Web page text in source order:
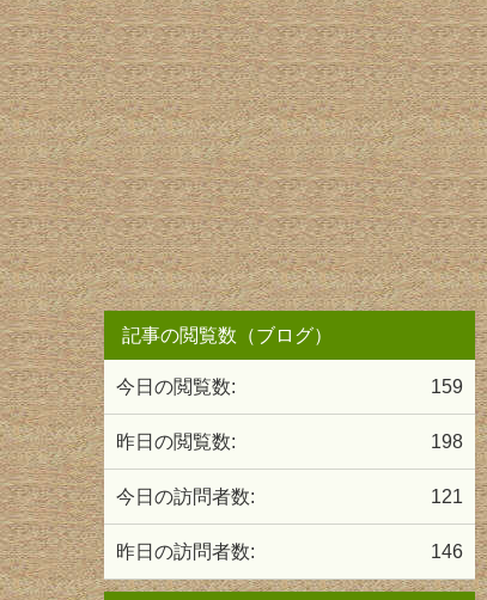
記事の閲覧数（ブログ）
159
今日の閲覧数:
198
昨日の閲覧数:
121
今日の訪問者数:
146
昨日の訪問者数: